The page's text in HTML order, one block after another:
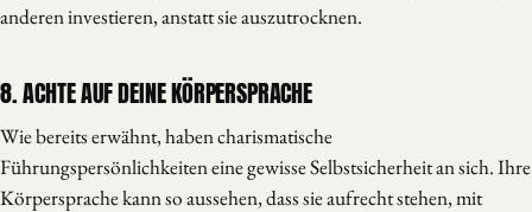
anderen investieren, anstatt sie auszutrocknen.
8. ACHTE AUF DEINE KÖRPERSPRACHE
Wie bereits erwähnt, haben charismatische
Führungspersönlichkeiten eine gewisse Selbstsicherheit an sich. Ihre
Körpersprache kann so aussehen, dass sie aufrecht stehen, mit